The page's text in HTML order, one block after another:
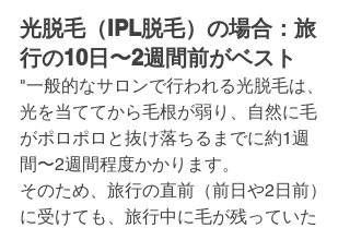
光脱毛（IPL脱毛）の場合：旅
行の10日〜2週間前がベスト
"一般的なサロンで行われる光脱毛は、
光を当ててから毛根が弱り、自然に毛
がポロポロと抜け落ちるまでに約1週
間〜2週間程度かかります。
そのため、旅行の直前（前日や2日前）
に受けても、旅行中に毛が残っていた